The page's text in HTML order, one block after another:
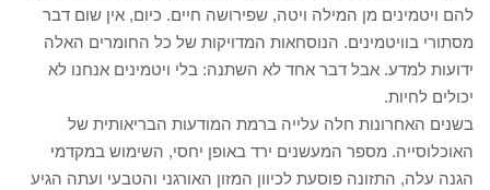
להם ויטמינים מן המילה ויטה, שפירושה חיים. כיום, אין שום דבר
מסתורי בוויטמינים. הנוסחאות המדויקות של כל החומרים האלה
ידועות למדע. אבל דבר אחד לא השתנה: בלי ויטמינים אנחנו לא
יכולים לחיות.
בשנים האחרונות חלה עלייה ברמת המודעות הבריאותית של
האוכלוסייה. מספר המעשנים ירד באופן יחסי, השימוש במקדמי
הגנה עלה, התזונה פוסעת לכיוון המזון האורגני והטבעי ועתה הגיע